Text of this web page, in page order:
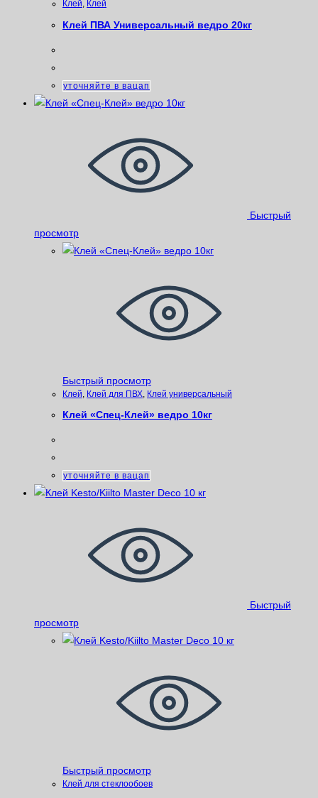
Клей, Клей
Клей ПВА Универсальный ведро 20кг
уточняйте в вацап
Быстрый
просмотр
Быстрый просмотр
Клей Клей для ПВХ Клей универсальный
Клей «Спец-Клей» ведро 10кг
уточняйте в вацап
Быстрый
просмотр
Быстрый просмотр
Клей для стеклообоев